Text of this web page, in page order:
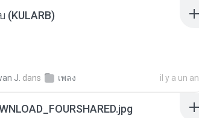
(KULARB)
J. dans เพลง il y a un an